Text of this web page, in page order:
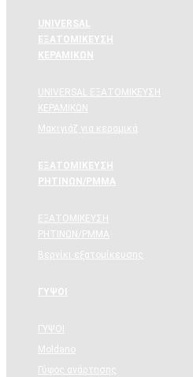
UNIVERSAL
ΕΞΑΤΟΜΙΚΕΥΣΗ
ΚΕΡΑΜΙΚΩΝ
UNIVERSAL ΕΞΑΤΟΜΙΚΕΥΣΗ
ΚΕΡΑΜΙΚΩΝ
Μακιγιάζ για κεραμικά
ΕΞΑΤΟΜΙΚΕΥΣΗ
ΡΗΤΙΝΩΝ/PMMA
ΕΞΑΤΟΜΙΚΕΥΣΗ
ΡΗΤΙΝΩΝ/PMMA
Βερνίκι εξατομίκευσης
ΓΥΨΟΙ
ΓΥΨΟΙ
Moldano
Γύψος ανάρτησης